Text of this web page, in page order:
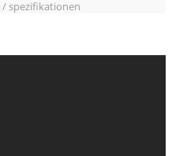
/spezifikationen